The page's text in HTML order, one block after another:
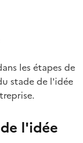
les étapes de
stade de l'idée
l'idée